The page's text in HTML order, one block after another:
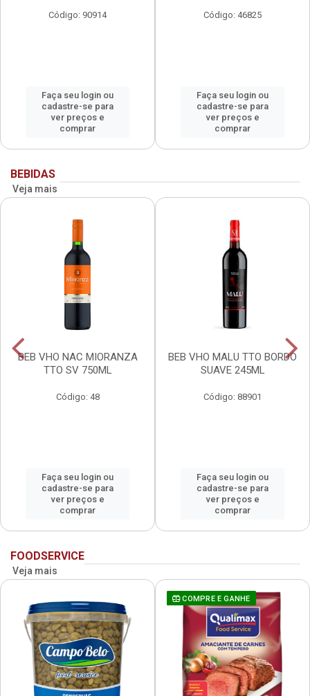
Código: 90914
Faça seu login ou
cadastre-se para
ver preços e
comprar
Código: 46825
Faça seu login ou
cadastre-se para
ver preços e
comprar
BEBIDAS
Veja mais
BEB VHO NAC MIORANZA
TTO SV 750ML
Código: 48
Faça seu login ou
cadastre-se para
ver preços e
comprar
BEB VHO MALU TTO BORDO
SUAVE 245ML
Código: 88901
Faça seu login ou
cadastre-se para
ver preços e
comprar
FOODSERVICE
Veja mais
COMPRE E GANHE